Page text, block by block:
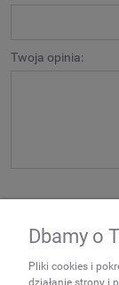
Twoja opinia:
NEWSLETTER
Podaj swój adres
Dbamy o
Pliki cookies i
działanie strony i